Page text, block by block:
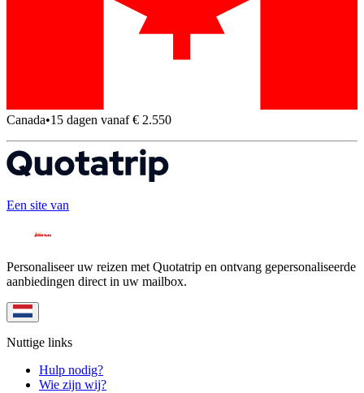
Canada•15 dagen vanaf € 2.550
Een site van
Personaliseer uw reizen met Quotatrip en ontvang gepersonaliseerde
aanbiedingen direct in uw mailbox.
Nuttige links
Hulp nodig?
Wie zijn wij?